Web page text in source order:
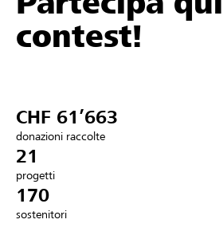
Aiuto & supporto
Collegarsi
Registrazione
contest!
CHF 61’663
donazioni raccolte
21
progetti
170
sostenitori